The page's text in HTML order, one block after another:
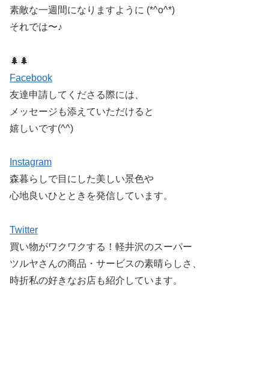
素敵な一週間になりますように (*^o^*)
それでは〜♪
🌲🌲
Facebook
友達申請してくださる際には、
メッセージも添えていただけると
嬉しいです(^^)
Instagram
森暮らしで目にした美しい景色や
心地良いひとときを発信しています。
Twitter
買い物がワクワクする！軽井沢のスーパー
ツルヤさんの商品・サービスの素晴らしさ、
時折私の好きなお店も紹介しています。